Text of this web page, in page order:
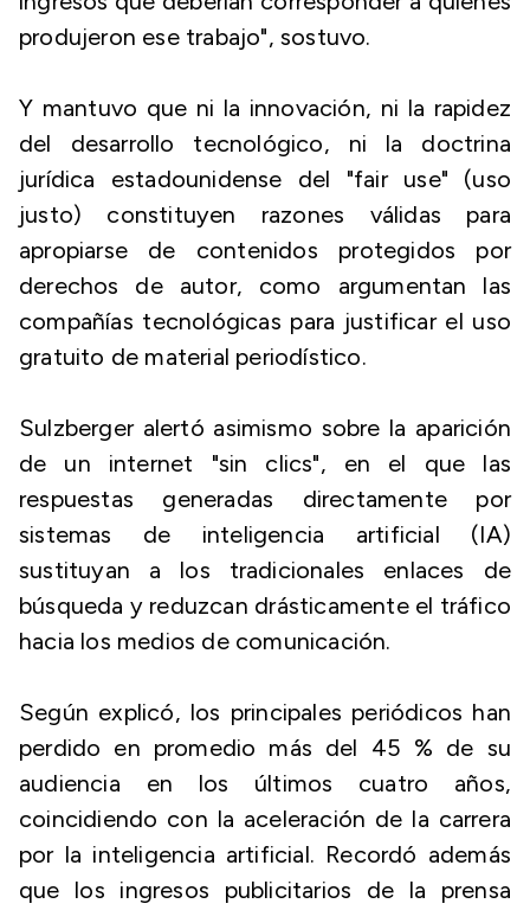
produjeron ese trabajo", sostuvo.
Y mantuvo que ni la innovación, ni la rapidez
del desarrollo tecnológico, ni la doctrina
jurídica estadounidense del "fair use" (uso
justo) constituyen razones válidas para
apropiarse de contenidos protegidos por
derechos de autor, como argumentan las
compañías tecnológicas para justificar el uso
gratuito de material periodístico.
Sulzberger alertó asimismo sobre la aparición
de un internet "sin clics", en el que las
respuestas generadas directamente por
sistemas de inteligencia artificial (IA)
sustituyan a los tradicionales enlaces de
búsqueda y reduzcan drásticamente el tráfico
hacia los medios de comunicación.
Según explicó, los principales periódicos han
perdido en promedio más del 45 % de su
audiencia en los últimos cuatro años,
coincidiendo con la aceleración de la carrera
por la inteligencia artificial. Recordó además
que los ingresos publicitarios de la prensa